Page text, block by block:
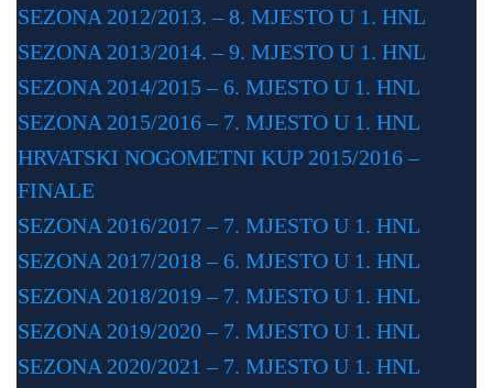
SEZONA 2012/2013. – 8. MJESTO U 1. HNL
SEZONA 2013/2014. – 9. MJESTO U 1. HNL
SEZONA 2014/2015 – 6. MJESTO U 1. HNL
SEZONA 2015/2016 – 7. MJESTO U 1. HNL
HRVATSKI NOGOMETNI KUP 2015/2016 –
FINALE
SEZONA 2016/2017 – 7. MJESTO U 1. HNL
SEZONA 2017/2018 – 6. MJESTO U 1. HNL
SEZONA 2018/2019 – 7. MJESTO U 1. HNL
SEZONA 2019/2020 – 7. MJESTO U 1. HNL
SEZONA 2020/2021 – 7. MJESTO U 1. HNL